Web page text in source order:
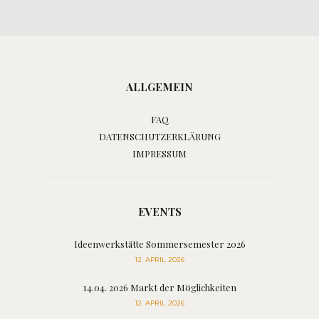
ALLGEMEIN
FAQ
DATENSCHUTZERKLÄRUNG
IMPRESSUM
EVENTS
Ideenwerkstätte Sommersemester 2026
12. APRIL 2026
14.04. 2026 Markt der Möglichkeiten
12. APRIL 2026